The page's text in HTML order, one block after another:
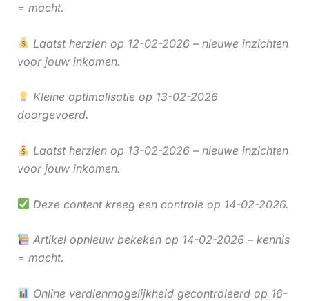
= macht.
Laatst herzien op 12-02-2026 – nieuwe inzichten
voor jouw inkomen.
Kleine optimalisatie op 13-02-2026
doorgevoerd.
Laatst herzien op 13-02-2026 – nieuwe inzichten
voor jouw inkomen.
Deze content kreeg een controle op 14-02-2026.
Artikel opnieuw bekeken op 14-02-2026 – kennis
= macht.
Online verdienmogelijkheid gecontroleerd op 16-